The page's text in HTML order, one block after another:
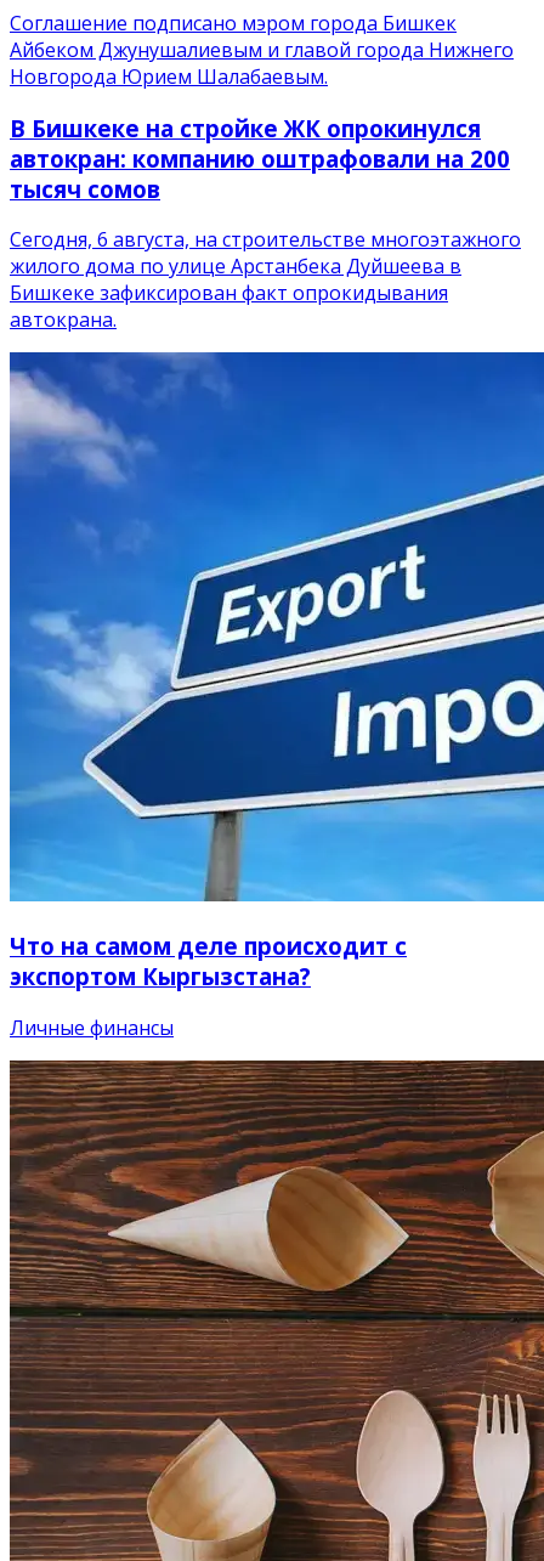
Соглашение подписано мэром города Бишкек
Айбеком Джунушалиевым и главой города Нижнего
Новгорода Юрием Шалабаевым.
В Бишкеке на стройке ЖК опрокинулся
автокран: компанию оштрафовали на 200
тысяч сомов
Сегодня, 6 августа, на строительстве многоэтажного
жилого дома по улице Арстанбека Дуйшеева в
Бишкеке зафиксирован факт опрокидывания
автокрана.
Что на самом деле происходит с
экспортом Кыргызстана?
Личные финансы